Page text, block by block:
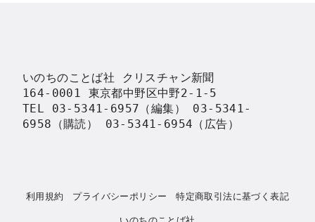
いのちのことば社 クリスチャン新聞
164-0001 東京都中野区中野2-1-5
TEL 03-5341-6957（編集） 03-5341-
6958（購読） 03-5341-6954（広告）
利用規約 プライバシーポリシー
特定商取引法に基づく表記
いのちのことば社